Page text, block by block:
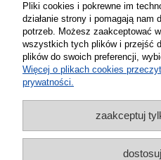
PayPro jest operatorem
Pliki cookies i pokrewne im
działanie strony i pomagają nam
potrzeb. Możesz zaakceptować
wszystkich tych plików i przejść
plików do swoich preferencji,
Więcej o plikach cookies
prywatności.
zaakceptuj